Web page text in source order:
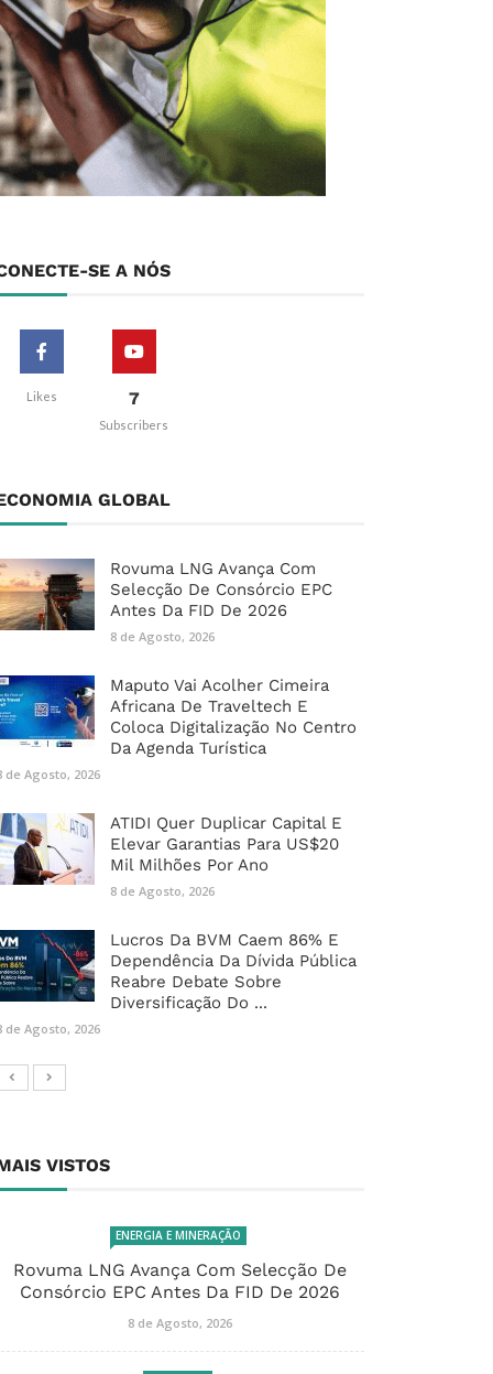
SE A NÓS
Likes 7
Subscribers
GLOBAL
Rovuma LNG Avança Com
Selecção De Consórcio EPC
Antes Da FID De 2026
8 de Agosto, 2026
Maputo Vai Acolher Cimeira
Africana De Traveltech E
Coloca Digitalização No Centro
Da Agenda Turística
de Agosto, 2026
ATIDI Quer Duplicar Capital E
Elevar Garantias Para US$20
Mil Milhões Por Ano
8 de Agosto, 2026
Lucros Da BVM Caem 86% E
Dependência Da Dívida Pública
Reabre Debate Sobre
Diversificação Do ...
de Agosto, 2026
VISTOS
ENERGIA E MINERAÇÃO
Rovuma LNG Avança Com Selecção De
Consórcio EPC Antes Da FID De 2026
8 de Agosto, 2026